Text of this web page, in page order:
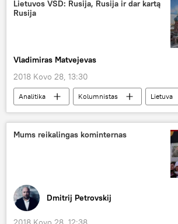
Lietuvos VSD: Rusija, Rusija ir dar kartą
Rusija
Vladimiras Matvejevas
2018 Kovo 28, 13:30
Analitika Kolumnistas
Lietuva
Rusija
Lietuvos valstybės saugumo departamentas (VSD)
Mums reikalingas kominternas
Dmitrij Petrovskij